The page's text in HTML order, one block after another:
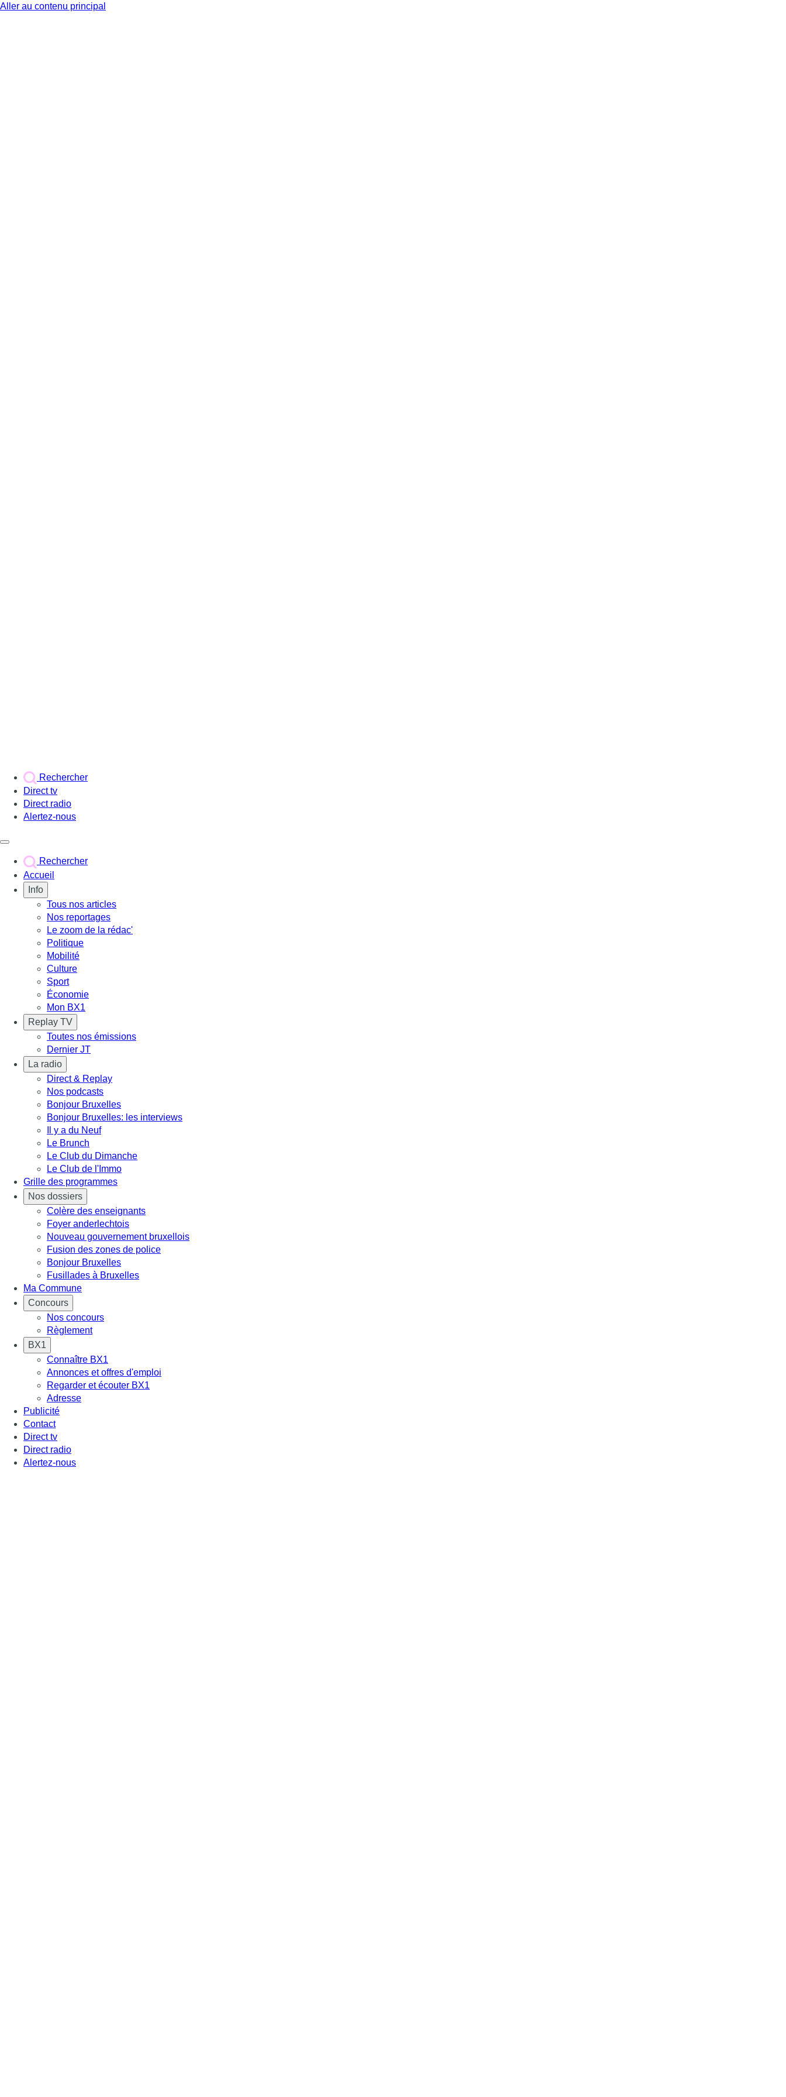
Aller au contenu principal
Rechercher
Direct tv
Direct radio
Alertez-nous
Rechercher
Accueil
Info
Tous nos articles
Nos reportages
Le zoom de la rédac'
Politique
Mobilité
Culture
Sport
Économie
Mon BX1
Replay TV
Toutes nos émissions
Dernier JT
La radio
Direct & Replay
Nos podcasts
Bonjour Bruxelles
Bonjour Bruxelles: les interviews
Il y a du Neuf
Le Brunch
Le Club du Dimanche
Le Club de l'Immo
Grille des programmes
Nos dossiers
Colère des enseignants
Foyer anderlechtois
Nouveau gouvernement bruxellois
Fusion des zones de police
Bonjour Bruxelles
Fusillades à Bruxelles
Ma Commune
Concours
Nos concours
Règlement
BX1
Connaître BX1
Annonces et offres d'emploi
Regarder et écouter BX1
Adresse
Publicité
Contact
Direct tv
Direct radio
Alertez-nous